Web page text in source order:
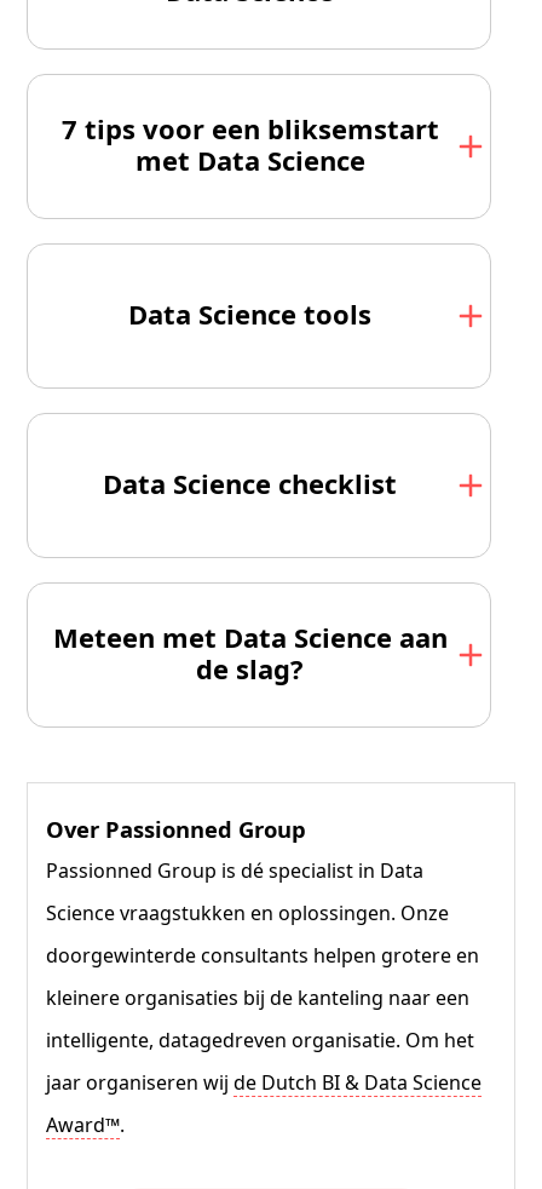
7 tips voor een bliksemstart
met Data Science
Data Science tools
Data Science checklist
Meteen met Data Science aan
de slag?
Over Passionned Group
Passionned Group is dé specialist in Data
Science vraagstukken en oplossingen. Onze
doorgewinterde consultants helpen grotere en
kleinere organisaties bij de kanteling naar een
intelligente, datagedreven organisatie. Om het
jaar organiseren wijde Dutch BI & Data Science
Award™.